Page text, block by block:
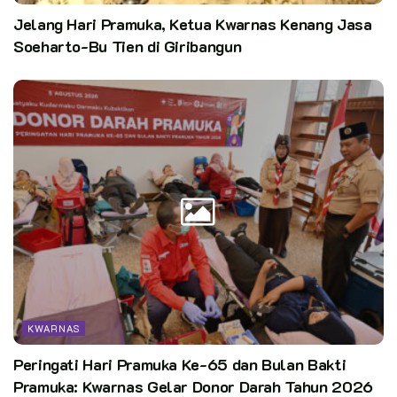
Jelang Hari Pramuka, Ketua Kwarnas Kenang Jasa
Soeharto-Bu Tien di Giribangun
KWARNAS
Peringati Hari Pramuka Ke-65 dan Bulan Bakti
Pramuka: Kwarnas Gelar Donor Darah Tahun 2026